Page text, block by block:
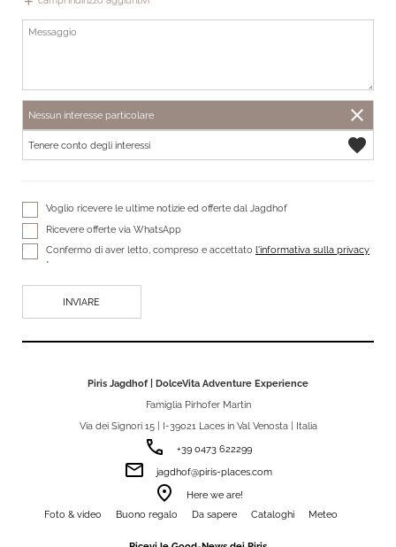
Nessun interesse particolare close
Tenere conto degli interessi favorite
Voglio ricevere le ultime notizie ed offerte dal Jagdhof
Ricevere offerte via WhatsApp
Confermo di aver letto, compreso e accettato l'informativa sulla privacy
*
Piris Jagdhof | DolceVita Adventure Experience
Famiglia Pirhofer Martin
Via dei Signori 15 | I-39021 Laces in Val Venosta | Italia
phone +39 0473 622299
email jagdhof@piris-places.com
room
Here we are!
Foto & video
Buono regalo Da sapere Cataloghi Meteo